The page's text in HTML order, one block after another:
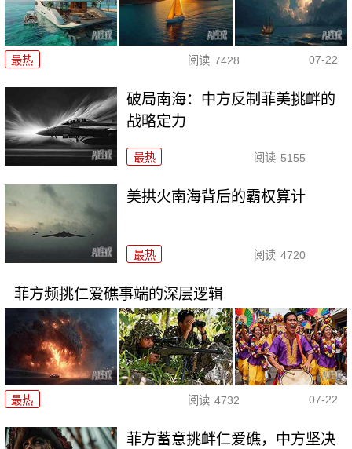
最热 阅读 7428 07-22
破局南海：中方反制菲美挑衅的
战略定力
最热 阅读 5155
美拱火南海背后的霸权算计
最热 阅读 4720
菲方频挑仁爱礁事端的深层逻辑
最热 阅读 4732 07-22
菲方蓄意挑衅仁爱礁，中方坚决